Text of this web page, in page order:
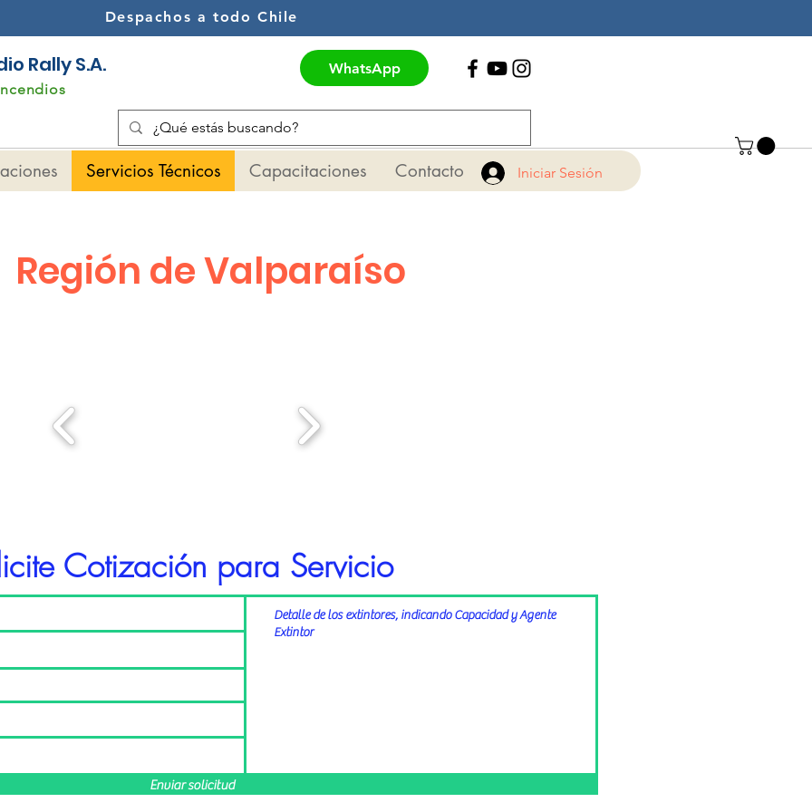
Despachos a todo Chile
Rally S.A. WhatsApp
Servicios Técnicos Capacitaciones Contacto Iniciar Sesión
Región de Valparaíso
Cotización para Servicio
Enviar solicitud